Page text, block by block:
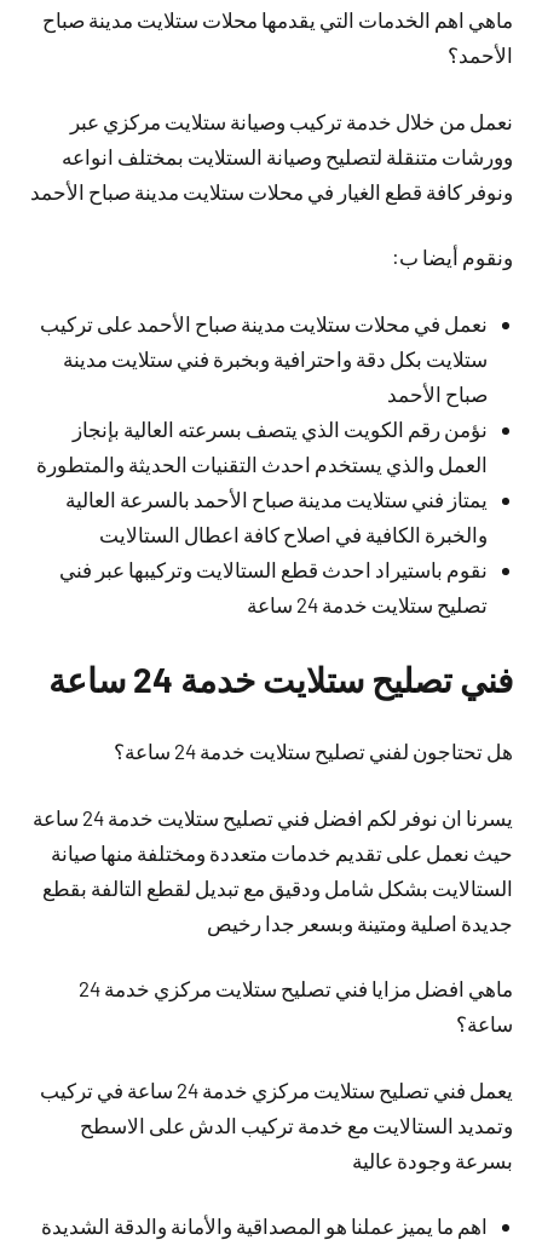
ماهي اهم الخدمات التي يقدمها محلات ستلايت مدينة صباح
الأحمد؟
نعمل من خلال خدمة تركيب وصيانة ستلايت مركزي عبر
وورشات متنقلة لتصليح وصيانة الستلايت بمختلف انواعه
ونوفر كافة قطع الغيار في محلات ستلايت مدينة صباح الأحمد
ونقوم أيضا ب:
نعمل في محلات ستلايت مدينة صباح الأحمد على تركيب
ستلايت بكل دقة واحترافية وبخبرة فني ستلايت مدينة
صباح الأحمد
نؤمن رقم الكويت الذي يتصف بسرعته العالية بإنجاز
العمل والذي يستخدم احدث التقنيات الحديثة والمتطورة
يمتاز فني ستلايت مدينة صباح الأحمد بالسرعة العالية
والخبرة الكافية في اصلاح كافة اعطال الستالايت
نقوم باستيراد احدث قطع الستالايت وتركيبها عبر فني
تصليح ستلايت خدمة 24 ساعة
فني تصليح ستلايت خدمة 24 ساعة
هل تحتاجون لفني تصليح ستلايت خدمة 24 ساعة؟
يسرنا ان نوفر لكم افضل فني تصليح ستلايت خدمة 24 ساعة
حيث نعمل على تقديم خدمات متعددة ومختلفة منها صيانة
الستالايت بشكل شامل ودقيق مع تبديل لقطع التالفة بقطع
جديدة اصلية ومتينة وبسعر جدا رخيص
ماهي افضل مزايا فني تصليح ستلايت مركزي خدمة 24
ساعة؟
يعمل فني تصليح ستلايت مركزي خدمة 24 ساعة في تركيب
وتمديد الستالايت مع خدمة تركيب الدش على الاسطح
بسرعة وجودة عالية
اهم ما يميز عملنا هو المصداقية والأمانة والدقة الشديدة